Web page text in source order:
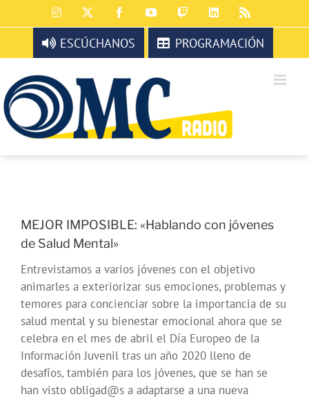
al
contenido
Instagram FacebookYouTubeTwitchLinkedIn
ESCÚCHANOS PROGRAMACIÓN
MEJOR IMPOSIBLE: «Hablando con jóvenes
de Salud Mental»
Entrevistamos a varios jóvenes con el objetivo
animarles a exteriorizar sus emociones, problemas y
temores para concienciar sobre la importancia de su
salud mental y su bienestar emocional ahora que se
celebra en el mes de abril el Día Europeo de la
Información Juvenil tras un año 2020 lleno de
desafíos, también para los jóvenes, que se han se
han visto obligad@s a adaptarse a una nueva